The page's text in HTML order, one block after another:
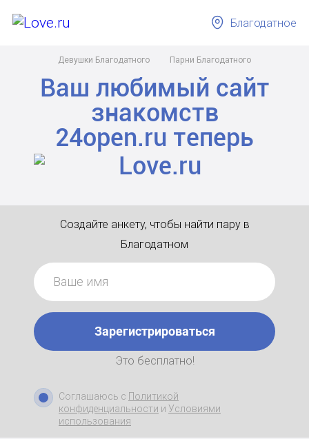
Девушки Благодатного Парни Благодатного
Благодатное
Ваш любимый сайт
знакомств
24open.ru теперь
Создайте анкету, чтобы найти пару в
Благодатном
Зарегистрироваться
Это бесплатно!
Соглашаюсь с Политикой
конфиденциальности и Условиями
использования